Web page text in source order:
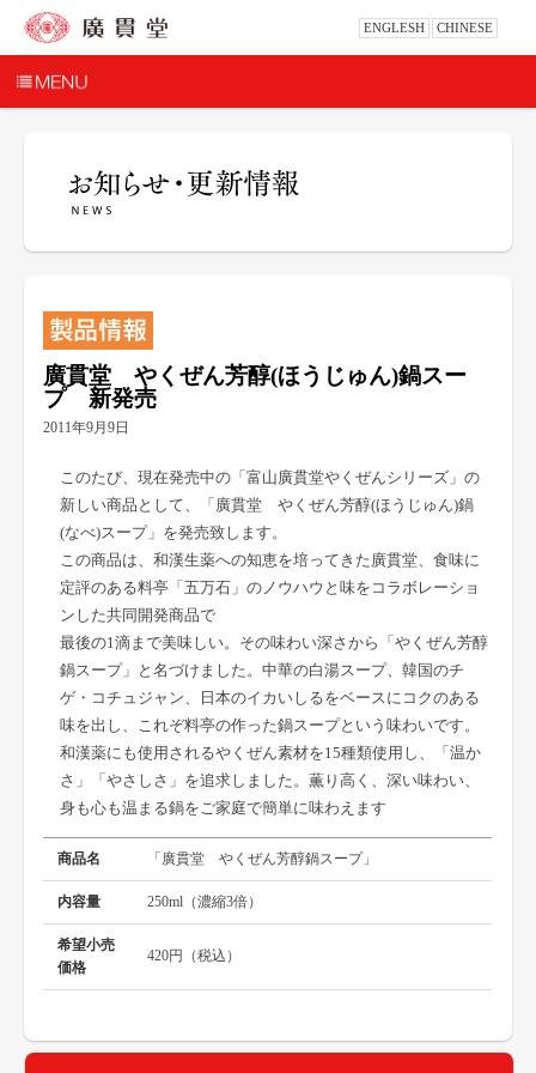
ENGLESH CHINESE
廣貫堂 やくぜん芳醇(ほうじゅん)鍋スー
プ 新発売
2011年9月9日
このたび、現在発売中の「富山廣貫堂やくぜんシリーズ」の
新しい商品として、「廣貫堂 やくぜん芳醇(ほうじゅん)鍋
(なべ)スープ」を発売致します。
この商品は、和漢生薬への知恵を培ってきた廣貫堂、食味に
定評のある料亭「五万石」のノウハウと味をコラボレーショ
ンした共同開発商品で
最後の1滴まで美味しい。その味わい深さから「やくぜん芳醇
鍋スープ」と名づけました。中華の白湯スープ、韓国のチ
ゲ・コチュジャン、日本のイカいしるをベースにコクのある
味を出し、これぞ料亭の作った鍋スープという味わいです。
和漢薬にも使用されるやくぜん素材を15種類使用し、「温か
さ」「やさしさ」を追求しました。薫り高く、深い味わい、
身も心も温まる鍋をご家庭で簡単に味わえます
商品名 「廣貫堂 やくぜん芳醇鍋スープ」
内容量 250ml（濃縮3倍）
希望小売
価格
420円（税込）